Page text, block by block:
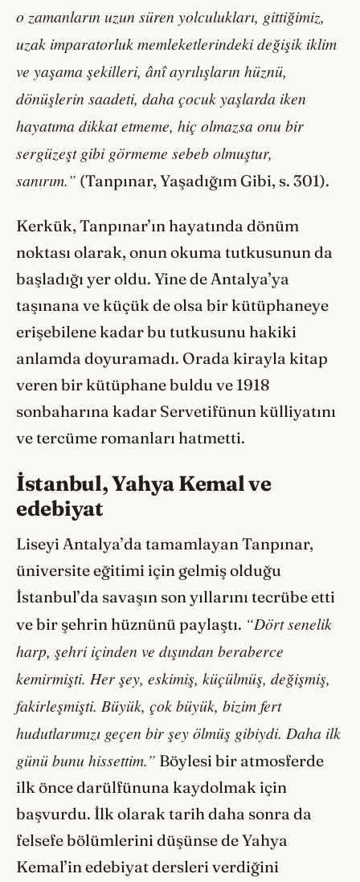
o zamanların uzun süren yolculukları, gittiğimiz,
uzak imparatorluk memleketlerindeki değişik iklim
ve yaşama şekilleri, ânî ayrılışların hüznü,
dönüşlerin saadeti, daha çocuk yaşlarda iken
hayatıma dikkat etmeme, hiç olmazsa onu bir
sergüzeşt gibi görmeme sebeb olmuştur,
sanırım.” (Tanpınar, Yaşadığım Gibi, s. 301).
Kerkük, Tanpınar’ın hayatında dönüm
noktası olarak, onun okuma tutkusunun da
başladığı yer oldu. Yine de Antalya’ya
taşınana ve küçük de olsa bir kütüphaneye
erişebilene kadar bu tutkusunu hakiki
anlamda doyuramadı. Orada kirayla kitap
veren bir kütüphane buldu ve 1918
sonbaharına kadar Servetifünun külliyatını
ve tercüme romanları hatmetti.
İstanbul, Yahya Kemal ve
edebiyat
Liseyi Antalya’da tamamlayan Tanpınar,
üniversite eğitimi için gelmiş olduğu
İstanbul’da savaşın son yıllarını tecrübe etti
ve bir şehrin hüznünü paylaştı. “Dört senelik
harp, şehri içinden ve dışından beraberce
kemirmişti. Her şey, eskimiş, küçülmüş, değişmiş,
fakirleşmişti. Büyük, çok büyük, bizim fert
hudutlarımızı geçen bir şey ölmüş gibiydi. Daha ilk
günü bunu hissettim.” Böylesi bir atmosferde
ilk önce darülfünuna kaydolmak için
başvurdu. İlk olarak tarih daha sonra da
felsefe bölümlerini düşünse de Yahya
Kemal’in edebiyat dersleri verdiğini